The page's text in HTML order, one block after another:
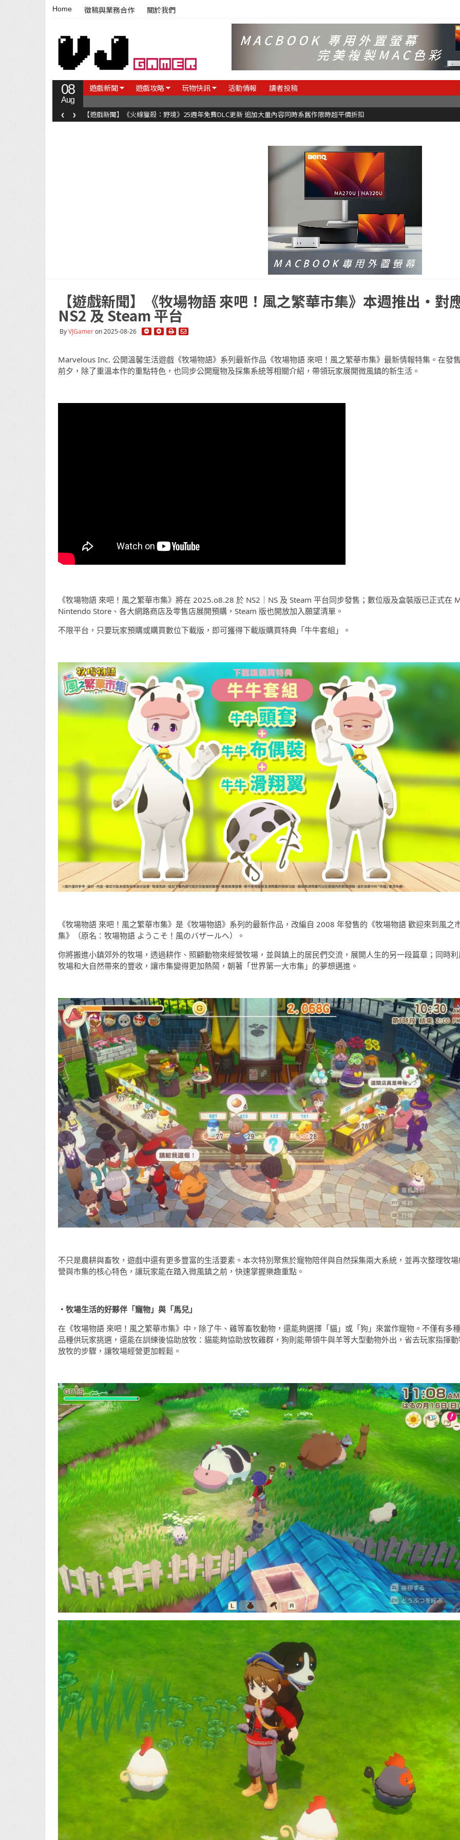
Home 徵稿與業務合作 關於我們
08
Aug
遊戲新聞 遊戲攻略 玩物快訊 活動情報 讀者投稿
【遊戲新聞】《火線獵殺：野境》25週年免費DLC更新 追加大量內容同時系舊作限時超平價折扣
‹ ›
【遊戲新聞】《牧場物語 來吧！風之繁華市集》本週推出・對
NS2 及 Steam 平台
ByVJGameron 2025-08-26
Marvelous Inc. 公開溫馨生活遊戲《牧場物語》系列最新作品《牧場物語 來吧！風之繁華市集》最新情報特集。在發
前夕，除了重溫本作的重點特色，也同步公開寵物及採集系統等相關介紹，帶領玩家展開微風鎮的新生活。
《牧場物語 來吧！風之繁華市集》將在 2025.o8.28 於 NS2｜NS 及 Steam 平台同步發售；數位版及盒裝版已正式在
Nintendo Store、各大網路商店及零售店展開預購，Steam 版也開放加入願望清單。
不限平台，只要玩家預購或購買數位下載版，即可獲得下載版購買特典「牛牛套組」。
《牧場物語 來吧！風之繁華市集》是《牧場物語》系列的最新作品，改編自 2008 年發售的《牧場物語 歡迎來到風之
集》（原名：牧場物語 ようこそ！風のバザールへ）。
你將搬進小鎮郊外的牧場，透過耕作、照顧動物來經營牧場，並與鎮上的居民們交流，展開人生的另一段篇章； 同時
牧場和大自然帶來的豐收，讓市集變得更加熱鬧，朝著「世界第一大市集」的夢想邁進。
不只是農耕與畜牧，遊戲中還有更多豐富的生活要素。本次特別聚焦於寵物陪伴與自然採集兩大系統，並再次整理牧
營與市集的核心特色，讓玩家能在踏入微風鎮之前，快速掌握樂趣重點。
・牧場生活的好夥伴「寵物」與「馬兒」
在《牧場物語 來吧！風之繁華市集》中，除了牛、雞等畜牧動物，還能夠選擇「貓」或「狗」來當作寵物。不僅有多種
品種供玩家挑選，還能在訓練後協助放牧：貓能夠協助放牧雞群，狗則能帶領牛與羊等大型動物外出，省去玩家指揮
放牧的步驟，讓牧場經營更加輕鬆。